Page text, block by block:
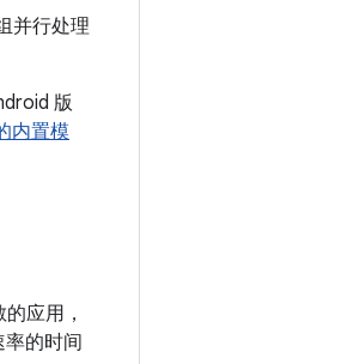
并行处理
版
内置模
应用，
的时间